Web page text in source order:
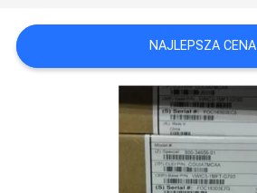
NOWOŚCI
NAJLEPSZA CENA